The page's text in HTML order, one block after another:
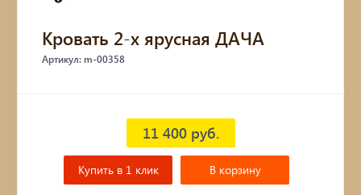
Двухъярусные кровати
Кухонные уголки
Подвесные кресла
Кровать 2-х ярусная ДАЧА
Артикул: m-00358
11 400 руб.
В корзину
Купить в 1 клик